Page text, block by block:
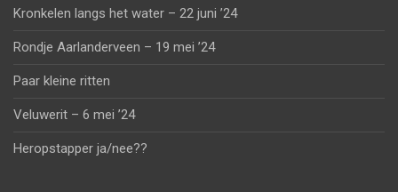
Kronkelen langs het water – 22 juni ’24
Rondje Aarlanderveen – 19 mei ’24
Paar kleine ritten
Veluwerit – 6 mei ’24
Heropstapper ja/nee??